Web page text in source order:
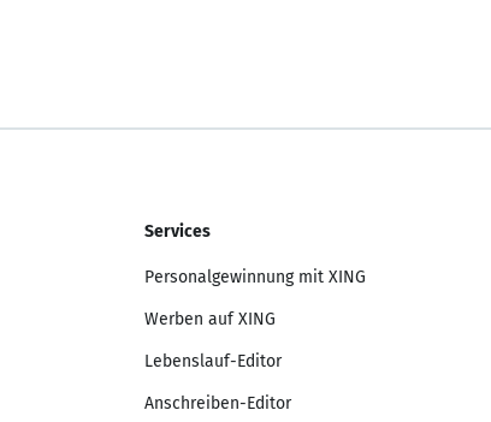
Services
Personalgewinnung mit XING
Werben auf XING
Lebenslauf-Editor
Anschreiben-Editor